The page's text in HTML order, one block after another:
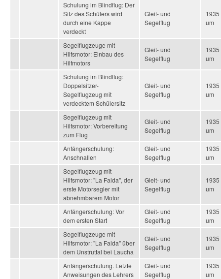
Schulung im Blindflug: Der
Sitz des Schülers wird
durch eine Kappe
verdeckt
Gleit- und
Segelflug
1935
um
Segelflugzeuge mit
Hilfsmotor: Einbau des
Hilfmotors
Gleit- und
Segelflug
1935
um
Schulung im Blindflug:
Doppelsitzer-
Segelflugzeug mit
verdecktem Schülersitz
Gleit- und
Segelflug
1935
um
Segelflugzeug mit
Hilfsmotor: Vorbereitung
zum Flug
Gleit- und
Segelflug
1935
um
Anfängerschulung:
Anschnallen
Gleit- und
Segelflug
1935
um
Segelflugzeug mit
Hilfsmotor: "La Falda", der
erste Motorsegler mit
abnehmbarem Motor
Gleit- und
Segelflug
1935
um
Anfängerschulung: Vor
dem ersten Start
Gleit- und
Segelflug
1935
um
Segelflugzeuge mit
Hilfsmotor: "La Falda" über
dem Unstruttal bei Laucha
Gleit- und
Segelflug
1935
um
Anfängerschulung. Letzte
Anweisungen des Lehrers
Gleit- und
Segelflug
1935
um